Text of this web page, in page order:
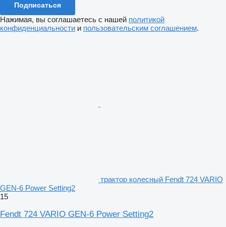
Подписаться
Нажимая, вы соглашаетесь с нашей политикой
конфиденциальности и пользовательским соглашением.
трактор колесный Fendt 724 VARIO
GEN-6 Power Setting2
15
Fendt 724 VARIO GEN-6 Power Setting2